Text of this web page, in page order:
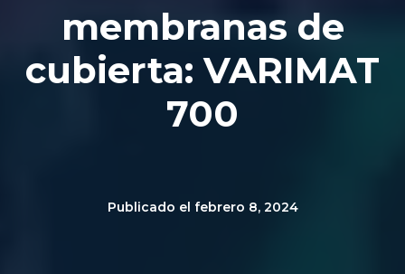
membranas de
cubierta: VARIMAT
700
Publicado el febrero 8, 2024